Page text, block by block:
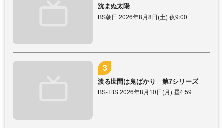
沈まぬ太陽
BS朝日 2026年8月8日(土) 夜9:00
渡る世間は鬼ばかり 第7シリーズ
BS-TBS 2026年8月10日(月) 昼4:59